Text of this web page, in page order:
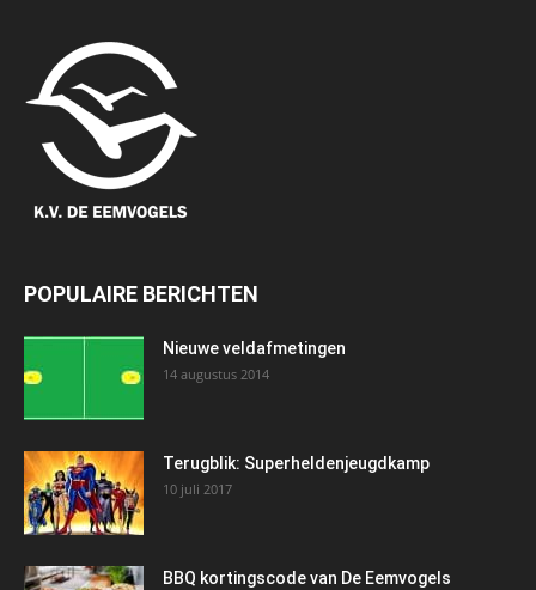
POPULAIRE BERICHTEN
Nieuwe veldafmetingen
14 augustus 2014
Terugblik: Superheldenjeugdkamp
10 juli 2017
BBQ kortingscode van De Eemvogels